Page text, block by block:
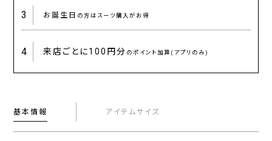
3 お誕生日 の方はスーツ購入がお得
4 来店ごとに100円分 のポイント加算(アプリのみ)
基本情報 アイテムサイズ